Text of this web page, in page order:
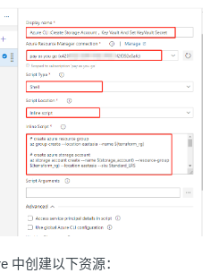
中创建以下资源：